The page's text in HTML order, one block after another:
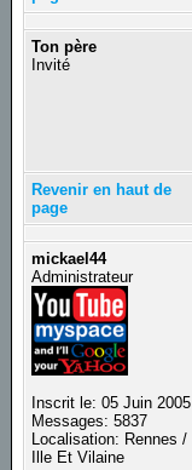
Ton père
Invité
Revenir en haut de
page
mickael44
Administrateur
Inscrit le: 05 Juin 2005
Messages: 5837
Localisation: Rennes /
Ille Et Vilaine